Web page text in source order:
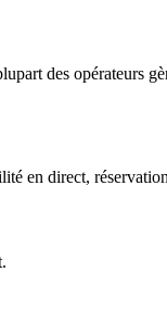
des opérateurs
en direct,